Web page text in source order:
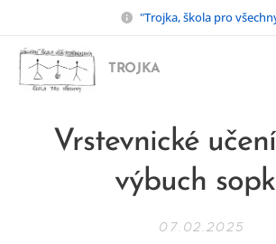
"Trojka, škola pro
TROJKA
Vrstevnické
výbuch
07.02.2025